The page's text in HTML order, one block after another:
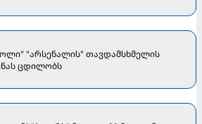
"არსენალის" თავდამსხმელის
ცდილობს